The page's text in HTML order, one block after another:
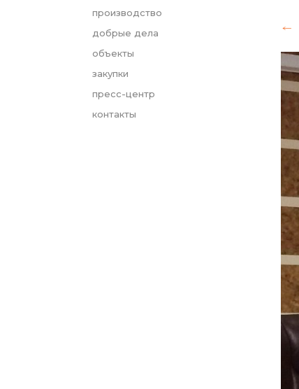
производство
добрые дела
объекты
закупки
пресс-центр
контакты